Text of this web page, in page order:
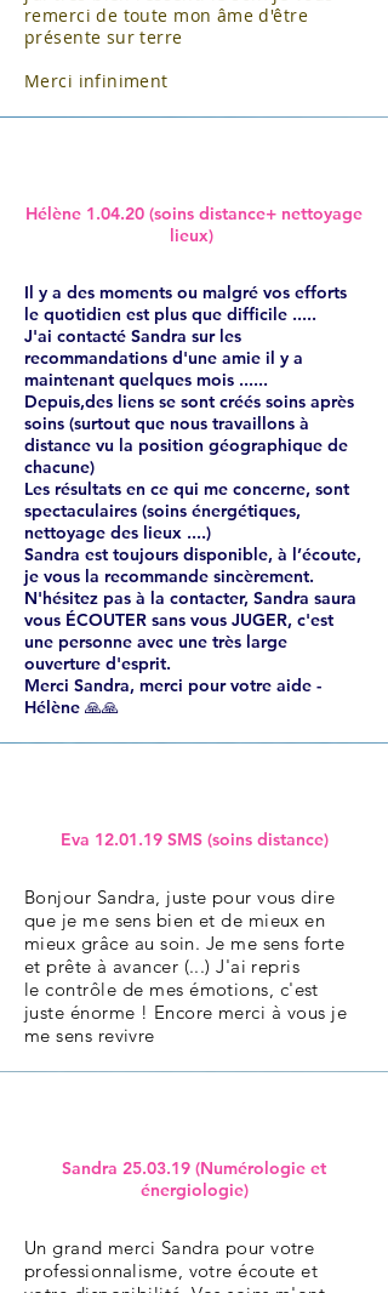
remerci de toute mon âme d'être
présente sur terre
Merci infiniment
Hélène 1.04.20 (soins distance+ nettoyage
lieux)
Il y a des moments ou malgré vos efforts
le quotidien est plus que difficile .....
J'ai contacté Sandra sur les
recommandations d'une amie il y a
maintenant quelques mois ......
Depuis,des liens se sont créés soins après
soins (surtout que nous travaillons à
distance vu la position géographique de
chacune)
Les résultats en ce qui me concerne, sont
spectaculaires (soins énergétiques,
nettoyage des lieux ....)
Sandra est toujours disponible, à l’écoute,
je vous la recommande sincèrement.
N'hésitez pas à la contacter, Sandra saura
vous ÉCOUTER sans vous JUGER, c'est
une personne avec une très large
ouverture d'esprit.
Merci Sandra, merci pour votre aide -
Hélène 🙏🙏
Eva 12.01.19 SMS (soins distance)
Bonjour Sandra, juste pour vous dire
que je me sens bien et de mieux en
mieux grâce au soin. Je me sens forte
et prête à avancer (...) J'ai repris
lecontrôle de mes émotions, c'est
juste énorme ! Encore merci à vous je
me sens revivre
Sandra 25.03.19 (Numérologie et
énergiologie)
Un grand merci Sandra pour votre
professionnalisme, votre écoute et